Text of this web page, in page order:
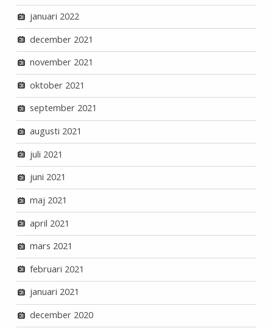
januari 2022
december 2021
november 2021
oktober 2021
september 2021
augusti 2021
juli 2021
juni 2021
maj 2021
april 2021
mars 2021
februari 2021
januari 2021
december 2020